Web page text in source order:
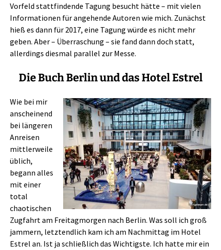
Vorfeld stattfindende Tagung besucht hätte – mit vielen
Informationen für angehende Autoren wie mich. Zunächst
hieß es dann für 2017, eine Tagung würde es nicht mehr
geben. Aber – Überraschung – sie fand dann doch statt,
allerdings diesmal parallel zur Messe.
Die Buch Berlin und das Hotel Estrel
Wie bei mir
anscheinend
bei längeren
Anreisen
mittlerweile
üblich,
begann alles
mit einer
total
chaotischen
Zugfahrt am Freitagmorgen nach Berlin. Was soll ich groß
jammern, letztendlich kam ich am Nachmittag im Hotel
Estrel an. Ist ja schließlich das Wichtigste. Ich hatte mir ein